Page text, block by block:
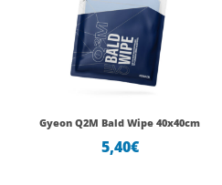
Gyeon Q2M Bald Wipe 40x40cm
5,40€